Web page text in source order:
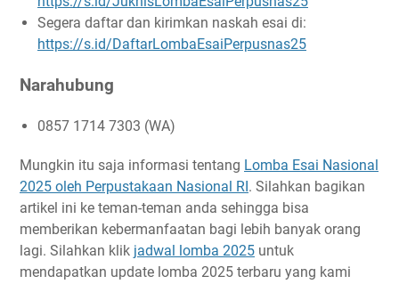
Segera daftar dan kirimkan naskah esai di:
https://s.id/DaftarLombaEsaiPerpusnas25
Narahubung
0857 1714 7303 (WA)
Mungkin itu saja informasi tentang Lomba Esai Nasional
2025 oleh Perpustakaan Nasional RI . Silahkan bagikan
artikel ini ke teman-teman anda sehingga bisa
memberikan kebermanfaatan bagi lebih banyak orang
lagi. Silahkan klik jadwal lomba 2025 untuk
mendapatkan update lomba 2025 terbaru yang kami